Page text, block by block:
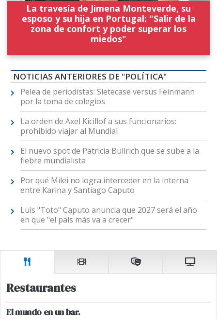
La travesía de Jimena Monteverde, su
esposo y su hija en Portugal: "Salir de la
zona de confort y poder superar los
miedos"
NOTICIAS ANTERIORES DE "POLÍTICA"
Pelea de periodistas: Sietecase versus Feinmann
por la toma de colegios
La orden de Axel Kicillof a sus funcionarios:
prohibido viajar al Mundial
El nuevo spot de Patricia Bullrich que se sube a la
fiebre mundialista
Por qué Milei no logra interceder en la interna
entre Karina y Santiago Caputo
Luis "Toto" Caputo anuncia que 2027 será el año
en que "el país más va a crecer"
Restaurantes
El mundo en un bar.